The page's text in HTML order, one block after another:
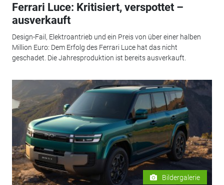
Ferrari Luce: Kritisiert, verspottet –
ausverkauft
Design-Fail, Elektroantrieb und ein Preis von über einer halben
Million Euro: Dem Erfolg des Ferrari Luce hat das nicht
geschadet. Die Jahresproduktion ist bereits ausverkauft.
Bildergalerie